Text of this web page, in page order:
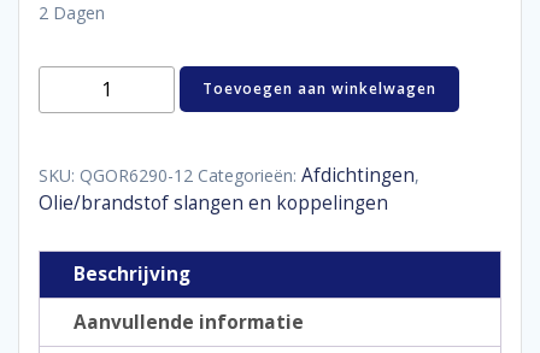
2 Dagen
Viton
x
2,95
aantal
Toevoegen aan winkelwagen
SKU: QGOR6290-12 Categorieën: Afdichtingen,
Olie/brandstof slangen en koppelingen
Beschrijving
Aanvullende informatie